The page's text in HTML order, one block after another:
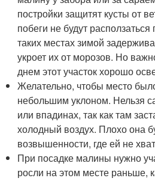
постройки защитят кусты от
побеги не будут расползаться
таких местах зимой
укроет их от морозов. Но
днем этот участок хорошо
Желательно, чтобы место
небольшим уклоном. Нельзя
или впадинах, так как там
холодный воздух. Плохо она
возвышенности, где ей не
При посадке малины нужно
росли на этом месте раньше,